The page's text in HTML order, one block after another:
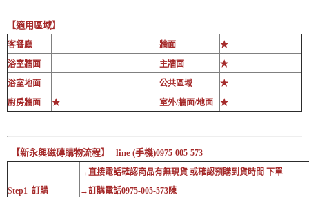
【適用區域】
客餐廳 牆面
★
浴室牆面
主牆面
★
浴室地面
公共區域
★
廚房牆面
★ 室外/牆面/地面 ★
【新永興磁磚購物流程】 line (手機)0975-005-573
Step1 訂購
→直接電話確認商品有無現貨 或確認預購到貨時間 下單
→訂購電話0975-005-573陳